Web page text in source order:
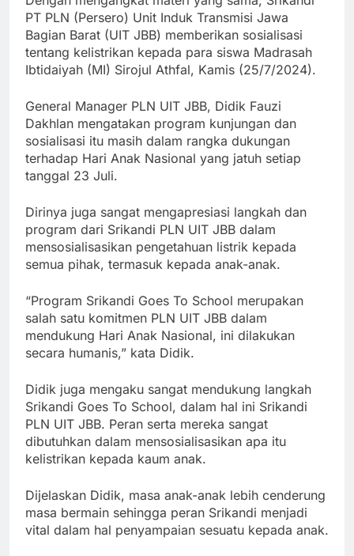
PT PLN (Persero) Unit Induk Transmisi Jawa
Bagian Barat (UIT JBB) memberikan sosialisasi
tentang kelistrikan kepada para siswa Madrasah
Ibtidaiyah (MI) Sirojul Athfal, Kamis (25/7/2024).
General Manager PLN UIT JBB, Didik Fauzi
Dakhlan mengatakan program kunjungan dan
sosialisasi itu masih dalam rangka dukungan
terhadap Hari Anak Nasional yang jatuh setiap
tanggal 23 Juli.
Dirinya juga sangat mengapresiasi langkah dan
program dari Srikandi PLN UIT JBB dalam
mensosialisasikan pengetahuan listrik kepada
semua pihak, termasuk kepada anak-anak.
“Program Srikandi Goes To School merupakan
salah satu komitmen PLN UIT JBB dalam
mendukung Hari Anak Nasional, ini dilakukan
secara humanis,” kata Didik.
Didik juga mengaku sangat mendukung langkah
Srikandi Goes To School, dalam hal ini Srikandi
PLN UIT JBB. Peran serta mereka sangat
dibutuhkan dalam mensosialisasikan apa itu
kelistrikan kepada kaum anak.
Dijelaskan Didik, masa anak-anak lebih cenderung
masa bermain sehingga peran Srikandi menjadi
vital dalam hal penyampaian sesuatu kepada anak.